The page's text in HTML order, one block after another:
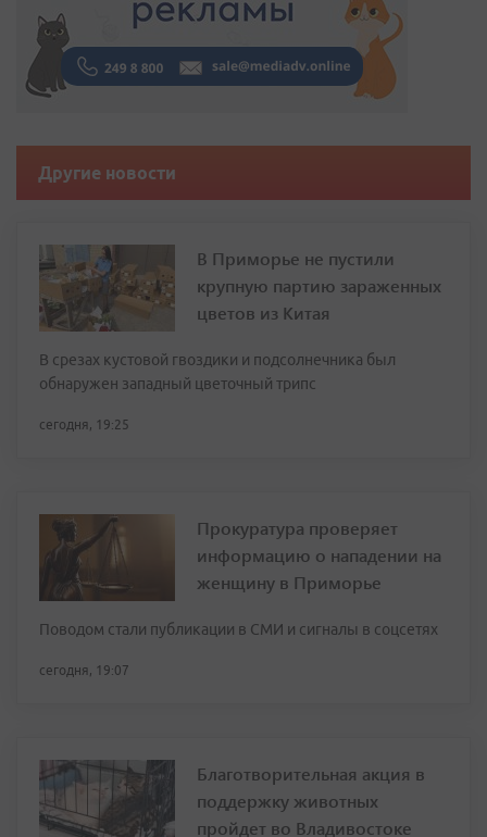
Другие новости
В Приморье не пустили
крупную партию зараженных
цветов из Китая
В срезах кустовой гвоздики и подсолнечника был
обнаружен западный цветочный трипс
сегодня, 19:25
Прокуратура проверяет
информацию о нападении на
женщину в Приморье
Поводом стали публикации в СМИ и сигналы в соцсетях
сегодня, 19:07
Благотворительная акция в
поддержку животных
пройдет во Владивостоке